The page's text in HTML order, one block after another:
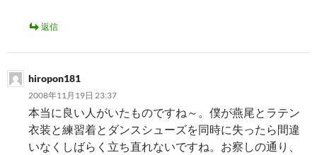
返信
hiropon181
2008年11月19日 23:37
本当に良い人がいたものですね～。僕が燕尾とラテン
衣装と練習着とダンスシューズを同時に失ったら間違
いなくしばらく立ち直れないですね。お察しの通り、